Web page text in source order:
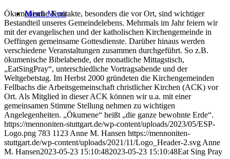
Menü Menü
Ökumenische Kontakte, besonders die vor Ort, sind wichtiger
Bestandteil unseres Gemeindelebens. Mehrmals im Jahr feiern wir
mit der evangelischen und der katholischen Kirchengemeinde in
Oeffingen gemeinsame Gottesdienste. Darüber hinaus werden
verschiedene Veranstaltungen zusammen durchgeführt. So z.B.
ökumenische Bibelabende, der monatliche Mittagstisch,
„EatSingPray“, unterschiedliche Vortragsabende und der
Weltgebetstag. Im Herbst 2000 gründeten die Kirchengemeinden
Fellbachs die Arbeitsgemeinschaft christlicher Kirchen (ACK) vor
Ort. Als Mitglied in dieser ACK können wir u.a. mit einer
gemeinsamen Stimme Stellung nehmen zu wichtigen
Angelegenheiten. „Ökumene“ heißt „die ganze bewohnte Erde“.
https://mennoniten-stuttgart.de/wp-content/uploads/2023/05/ESP-
Logo.png 783 1123 Anne M. Hansen https://mennoniten-
stuttgart.de/wp-content/uploads/2021/11/Logo_Header-2.svg Anne
M. Hansen2023-05-23 15:10:482023-05-23 15:10:48Eat Sing Pray